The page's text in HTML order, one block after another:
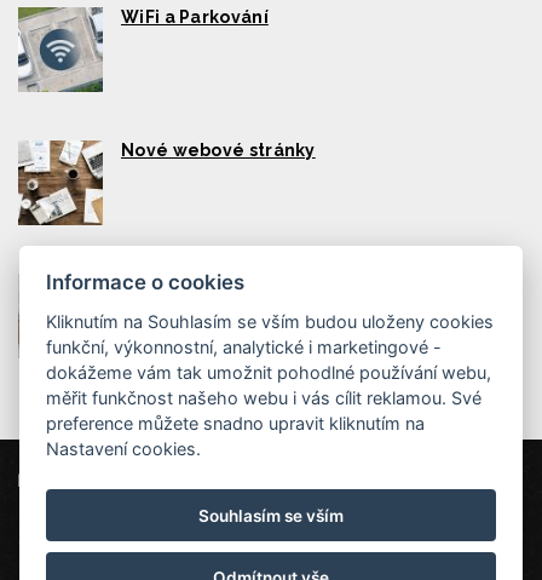
WiFi a Parkování
Nové webové stránky
Útulné pokoje
hotelferdinand@post.cz 602430418
Wellness pobyt
Informace o cookies
Kliknutím na Souhlasím se vším budou uloženy cookies
funkční, výkonnostní, analytické i marketingové -
dokážeme vám tak umožnit pohodlné používání webu,
měřit funkčnost našeho webu i vás cílit reklamou. Své
preference můžete snadno upravit kliknutím na
Nastavení cookies.
Souhlasím se vším